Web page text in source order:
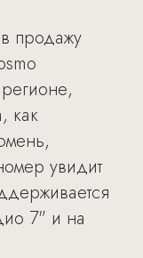
продажу
как
увидит
7" и на